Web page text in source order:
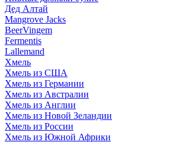
Дед Алтай
Mangrove Jacks
BeerVingem
Fermentis
Lallemand
Хмель
Хмель из США
Хмель из Германии
Хмель из Австралии
Хмель из Англии
Хмель из Новой Зеландии
Хмель из России
Хмель из Южной Африки